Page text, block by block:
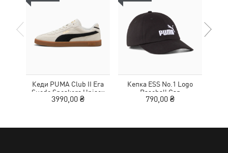
Кеди PUMA Club II Era
Suede Sneakers Unisex
3990,00 ₴
Кепка ESS No.1 Logo
Baseball Cap
790,00 ₴